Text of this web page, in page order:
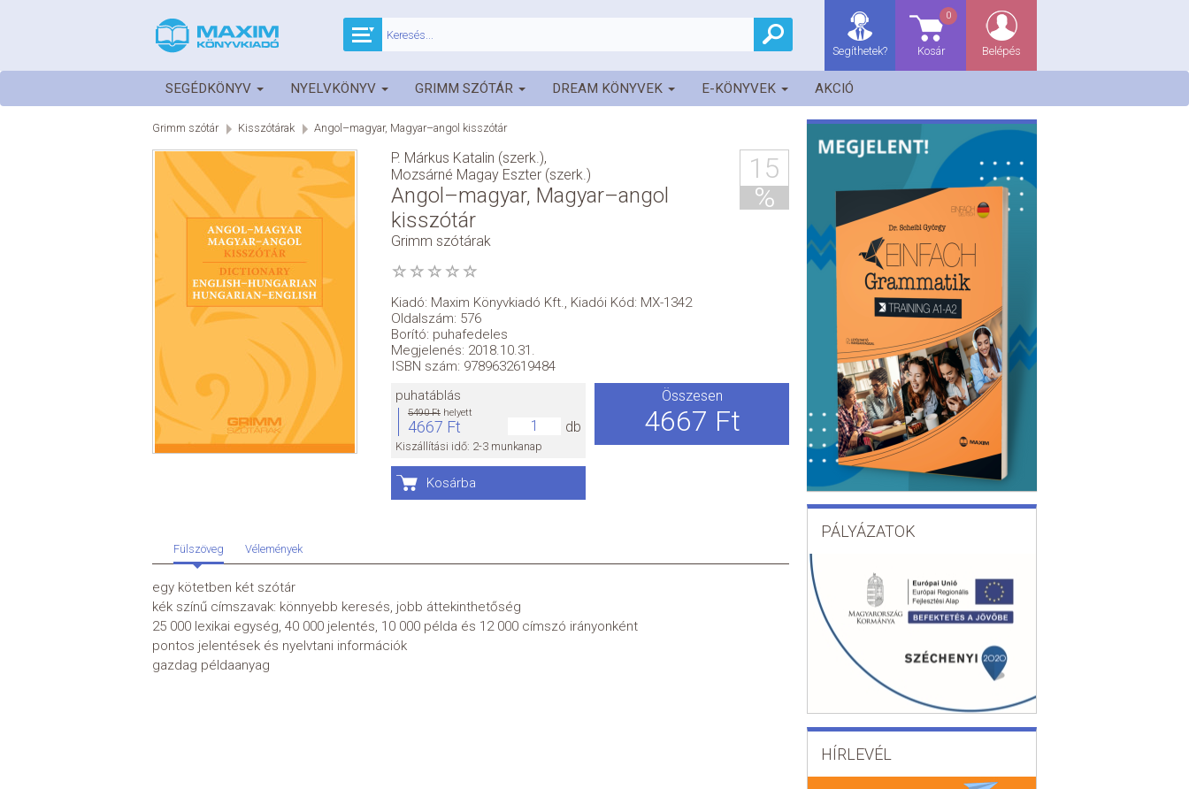
Belépés
Kosár
0
Segíthetek?
SEGÉDKÖNYV NYELVKÖNYV GRIMM SZÓTÁR DREAM KÖNYVEK E-KÖNYVEK AKCIÓ
Grimm szótár Kisszótárak Angol–magyar, Magyar–angol kisszótár
P. Márkus Katalin (szerk.),
Mozsárné Magay Eszter (szerk.)
Angol–magyar, Magyar–angol
kisszótár
Grimm szótárak
15
%
Kiadó: Maxim Könyvkiadó Kft.
Kiadói Kód: MX-1342
Oldalszám: 576
Borító: puhafedeles
Megjelenés: 2018.10.31.
ISBN szám: 9789632619484
Kosárba
puhatáblás
5490 Ft helyett
4667 Ft db
Kiszállítási idő: 2-3 munkanap
Összesen
4667 Ft
Fülszöveg Vélemények
egy kötetben két szótár
kék színű címszavak: könnyebb keresés, jobb áttekinthetőség
25 000 lexikai egység, 40 000 jelentés, 10 000 példa és 12 000 címszó irányonként
pontos jelentések és nyelvtani információk
gazdag példaanyag
PÁLYÁZATOK
HÍRLEVÉL